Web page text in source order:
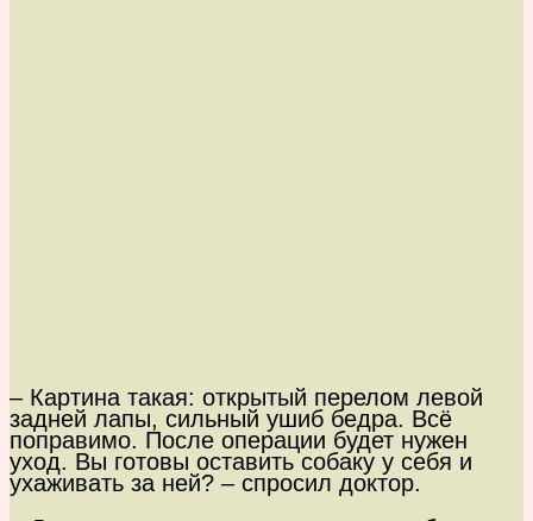
– Картина такая: открытый перелом левой
задней лапы, сильный ушиб бедра. Всё
поправимо. После операции будет нужен
уход. Вы готовы оставить собаку у себя и
ухаживать за ней? – спросил доктор.